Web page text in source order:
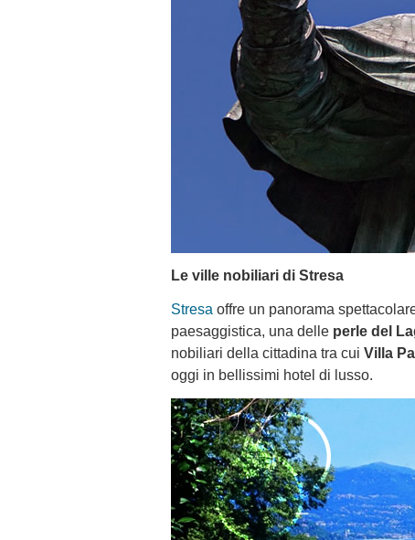
Le ville nobiliari di Stresa
Stresa offre un panorama
paesaggistica, una delle perle del
nobiliari della cittadina tra cui Villa
oggi in bellissimi hotel di lusso.